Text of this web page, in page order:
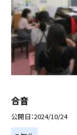
合音
公開日 2024/10/24